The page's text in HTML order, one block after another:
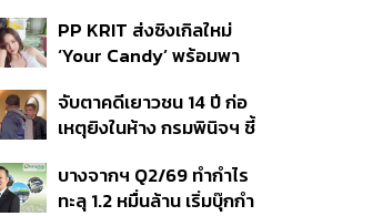
ปมค้นประวัติคดีกราดยิงที่
สหรัฐฯ
PP KRIT ส่งซิงเกิลใหม่
‘Your Candy’ พร้อมพา
สิกวิดีโอ
จับตาคดีเยาวชน 14 ปี ก่อ
เหตุยิงในห้าง กรมพินิจฯ ชี้
เนื่อง ประเมินปล่อยตัว
บางจากฯ Q2/69 ทำกำไร
ทะลุ 1.2 หมื่นล้าน เริ่มบุ๊กกำ